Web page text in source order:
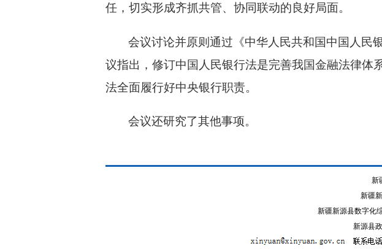
任，切实形成齐抓共管、协同联动的良好局面。
会议讨论并原则通过《中华人民共和国中国人民
议指出，修订中国人民银行法是完善我国金融法律体
法全面履行好中央银行职责。
会议还研究了其他事项。
新
新疆
新疆新源县数字化
新源县